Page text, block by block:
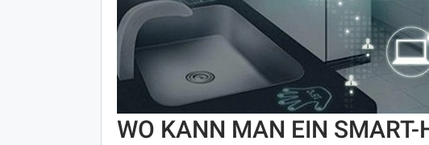
WO KANN MAN EIN SMART-